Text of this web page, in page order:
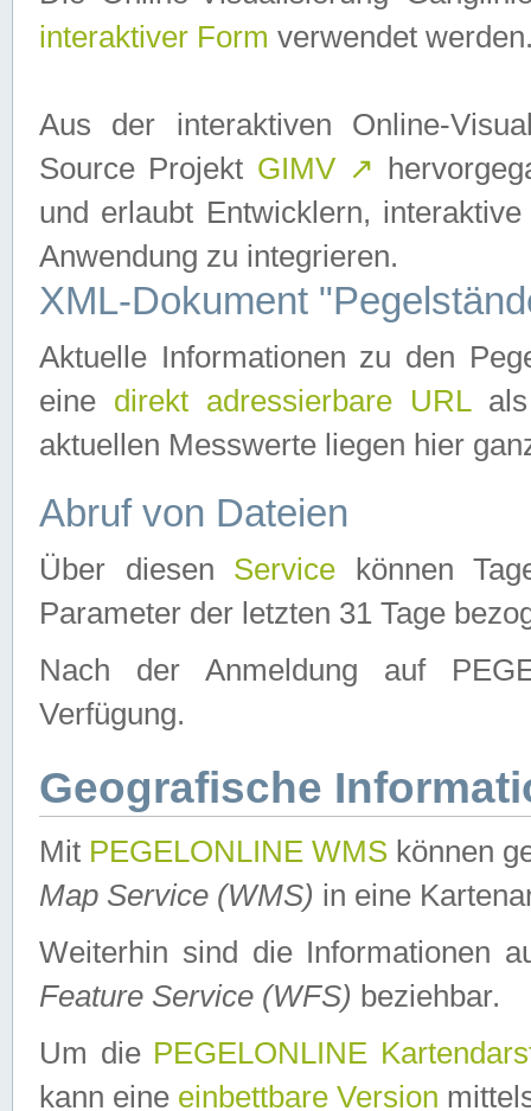
interaktiver Form verwendet
Aus der interaktiven Online-
Source Projekt GIMV ↗
und erlaubt Entwicklern,
Anwendung zu integrieren.
XML-Dokument
Aktuelle Informationen zu den
eine direkt adressierbare URLals
aktuellen Messwerte liegen hier
Abruf von Dateien
Über diesen Service können
Parameter der letzten 31 Tage
Nach der Anmeldung auf
Verfügung.
Geografische
Mit PEGELONLINE WMS können
Map Service (WMS) in eine
Weiterhin sind die Informationen
Feature Service (WFS) beziehbar.
Um die PEGELONLINE
kann eine einbettbare Version